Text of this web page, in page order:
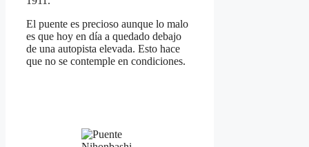
El puente es precioso aunque lo malo
es que hoy en día a quedado debajo
de una autopista elevada. Esto hace
que no se contemple en condiciones.